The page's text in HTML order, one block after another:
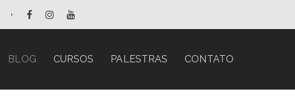
BLOG CURSOS PALESTRAS CONTATO